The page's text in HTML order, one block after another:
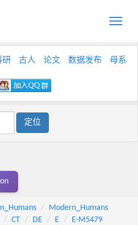
Toggle
研 古人 论文 数据发布
母系
Modern_Humans
CT DE E
E-M5479